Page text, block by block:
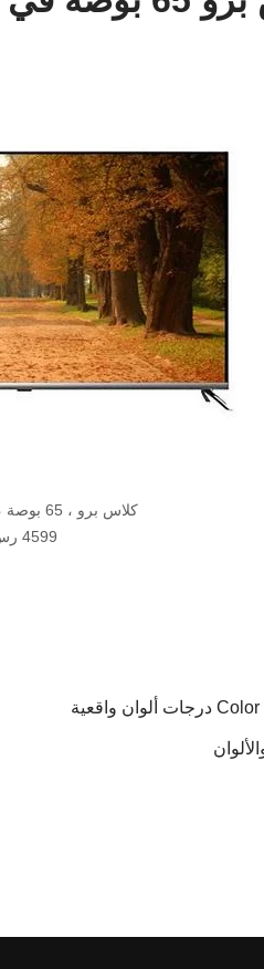
كلاس برو ، 65 بوصة ، فائق الوضوح
4599 رس